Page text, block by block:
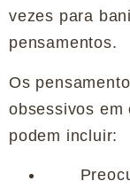
vezes para
pensamentos.
Os
obsessivos em
podem incluir: